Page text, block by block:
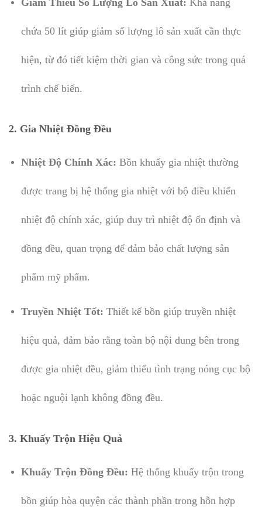
chứa 50 lít giúp giảm số lượng lô sản xuất cần thực
hiện, từ đó tiết kiệm thời gian và công sức trong quá
trình chế biến.
2. Gia Nhiệt Đồng Đều
Nhiệt Độ Chính Xác: Bồn khuấy gia nhiệt thường
được trang bị hệ thống gia nhiệt với bộ điều khiển
nhiệt độ chính xác, giúp duy trì nhiệt độ ổn định và
đồng đều, quan trọng để đảm bảo chất lượng sản
phẩm mỹ phẩm.
Truyền Nhiệt Tốt: Thiết kế bồn giúp truyền nhiệt
hiệu quả, đảm bảo rằng toàn bộ nội dung bên trong
được gia nhiệt đều, giảm thiểu tình trạng nóng cục bộ
hoặc nguội lạnh không đồng đều.
3. Khuấy Trộn Hiệu Quả
Khuấy Trộn Đồng Đều: Hệ thống khuấy trộn trong
bồn giúp hòa quyện các thành phần trong hỗn hợp